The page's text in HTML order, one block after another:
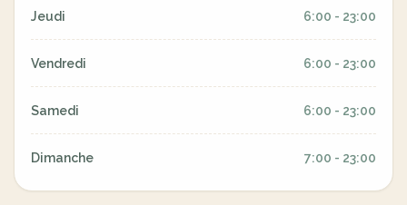
Jeudi 6:00 - 23:00
Vendredi 6:00 - 23:00
Samedi 6:00 - 23:00
Dimanche 7:00 - 23:00